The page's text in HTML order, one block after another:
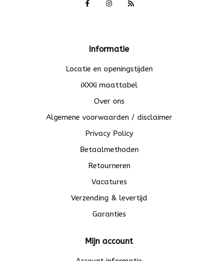
Informatie
Locatie en openingstijden
iXXXi maattabel
Over ons
Algemene voorwaarden / disclaimer
Privacy Policy
Betaalmethoden
Retourneren
Vacatures
Verzending & levertijd
Garanties
Mijn account